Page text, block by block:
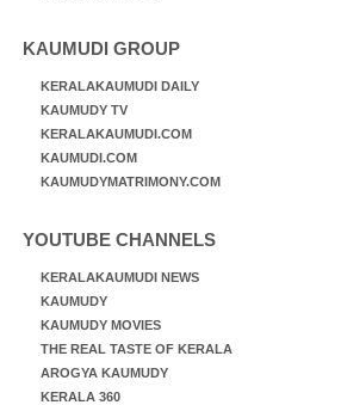
KAUMUDI GROUP
KERALAKAUMUDI DAILY
KAUMUDY TV
KERALAKAUMUDI.COM
KAUMUDI.COM
KAUMUDYMATRIMONY.COM
YOUTUBE CHANNELS
KERALAKAUMUDI NEWS
KAUMUDY
KAUMUDY MOVIES
THE REAL TASTE OF KERALA
AROGYA KAUMUDY
KERALA 360